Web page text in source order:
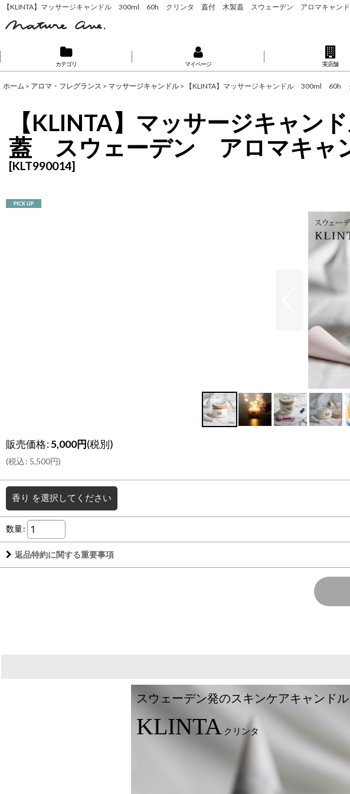
【KLINTA】マッサージキャンドル 300ml 60h クリンタ 蓋付 木製蓋 スウェーデン アロマキャン
カテゴリ マイページ 実店舗
ホーム > アロマ・フレグランス > マッサージキャンドル > 【KLINTA】マッサージキャンドル 300ml
【KLINTA】マッサージキ
蓋 スウェーデン アロマキャ
[KLT990014]
販売価格:5,000円(税別)
(税込: 5,500円)
香り を選択してください
数量:
返品特約に関する重要事項
スウェーデン発のスキンケアキャンドル
KLINTA クリンタ